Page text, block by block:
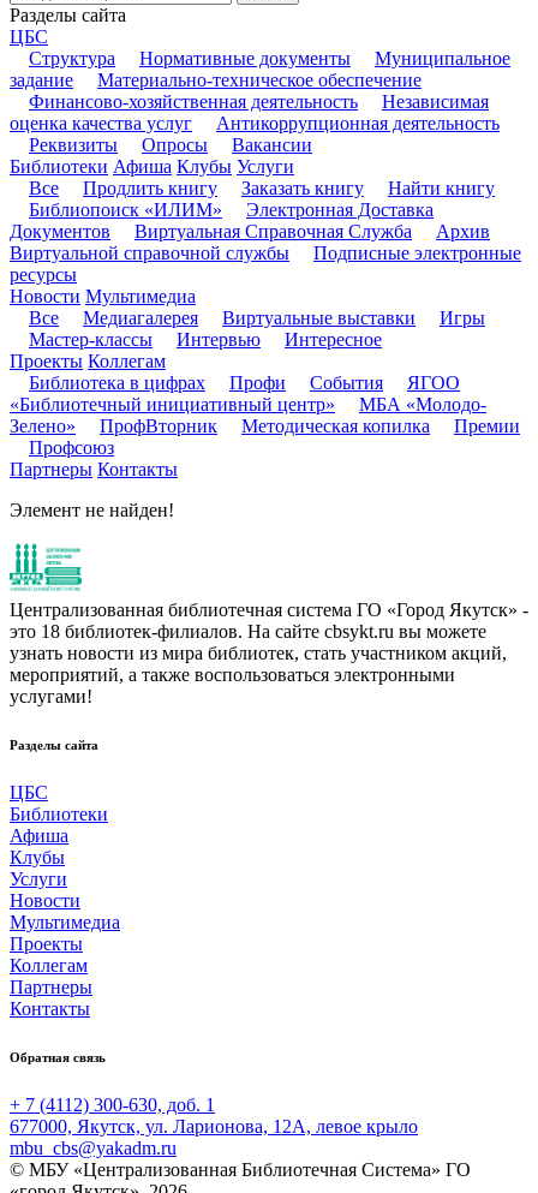
Разделы сайта
ЦБС
Структура
Нормативные документы
Муниципальное
задание
Материально-техническое обеспечение
Финансово-хозяйственная деятельность
Независимая
оценка качества услуг
Антикоррупционная деятельность
Реквизиты
Опросы
Вакансии
Библиотеки Афиша Клубы Услуги
Все
Продлить книгу Заказать книгу
Найти книгу
Библиопоиск «ИЛИМ»
Электронная Доставка
Документов
Виртуальная Справочная Служба
Архив
Виртуальной справочной службы
Подписные электронные
ресурсы
Новости Мультимедиа
Все
Медиагалерея Виртуальные выставки
Игры
Мастер-классы
Интервью
Интересное
Проекты Коллегам
Библиотека в цифрах
Профи События
ЯГОО
«Библиотечный инициативный центр»
МБА «Молодо-
Зелено»
ПрофВторник Методическая копилка
Премии
Профсоюз
Партнеры Контакты
Элемент не найден!
Централизованная библиотечная система ГО «Город Якутск» -
это 18 библиотек-филиалов. На сайте cbsykt.ru вы можете
узнать новости из мира библиотек, стать участником акций,
мероприятий, а также воспользоваться электронными
услугами!
Разделы сайта
ЦБС
Библиотеки
Афиша
Клубы
Услуги
Новости
Мультимедиа
Проекты
Коллегам
Партнеры
Контакты
Обратная связь
+ 7 (4112) 300-630, доб. 1
677000, Якутск, ул. Ларионова, 12А, левое крыло
mbu_cbs@yakadm.ru
© МБУ «Централизованная Библиотечная Система» ГО